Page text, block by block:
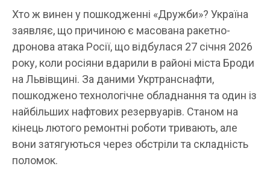
Хто ж винен у пошкодженні «Дружби»? Україна
заявляє, що причиною є масована ракетно-
дронова атака Росії, що відбулася 27 січня 2026
року, коли росіяни вдарили в районі міста Броди
на Львівщині. За даними Укртранснафти,
пошкоджено технологічне обладнання та один із
найбільших нафтових резервуарів. Станом на
кінець лютого ремонтні роботи тривають, але
вони затягуються через обстріли та складність
поломок.